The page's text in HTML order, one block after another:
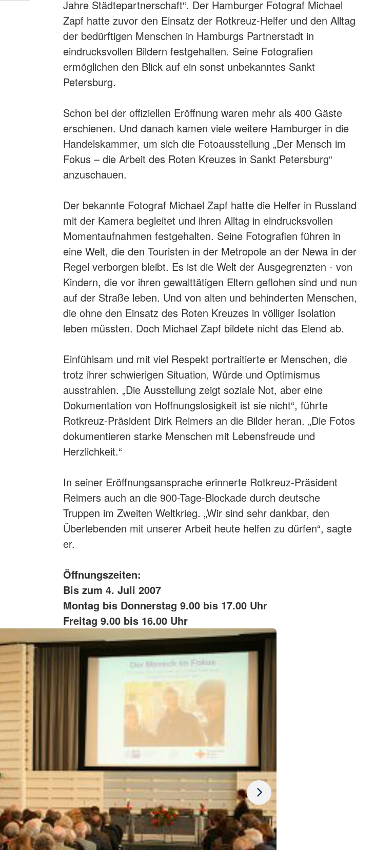
Jahre Städtepartnerschaft“. Der Hamburger Fotograf Michael
Zapf hatte zuvor den Einsatz der Rotkreuz-Helfer und den Alltag
der bedürftigen Menschen in Hamburgs Partnerstadt in
eindrucksvollen Bildern festgehalten. Seine Fotografien
ermöglichen den Blick auf ein sonst unbekanntes Sankt
Petersburg.
Schon bei der offiziellen Eröffnung waren mehr als 400 Gäste
erschienen. Und danach kamen viele weitere Hamburger in die
Handelskammer, um sich die Fotoausstellung „Der Mensch im
Fokus – die Arbeit des Roten Kreuzes in Sankt Petersburg“
anzuschauen.
Der bekannte Fotograf Michael Zapf hatte die Helfer in Russland
mit der Kamera begleitet und ihren Alltag in eindrucksvollen
Momentaufnahmen festgehalten. Seine Fotografien führen in
eine Welt, die den Touristen in der Metropole an der Newa in der
Regel verborgen bleibt. Es ist die Welt der Ausgegrenzten - von
Kindern, die vor ihren gewalttätigen Eltern geflohen sind und nun
auf der Straße leben. Und von alten und behinderten Menschen,
die ohne den Einsatz des Roten Kreuzes in völliger Isolation
leben müssten. Doch Michael Zapf bildete nicht das Elend ab.
Einfühlsam und mit viel Respekt portraitierte er Menschen, die
trotz ihrer schwierigen Situation, Würde und Optimismus
ausstrahlen. „Die Ausstellung zeigt soziale Not, aber eine
Dokumentation von Hoffnungslosigkeit ist sie nicht“, führte
Rotkreuz-Präsident Dirk Reimers an die Bilder heran. „Die Fotos
dokumentieren starke Menschen mit Lebensfreude und
Herzlichkeit.“
In seiner Eröffnungsansprache erinnerte Rotkreuz-Präsident
Reimers auch an die 900-Tage-Blockade durch deutsche
Truppen im Zweiten Weltkrieg. „Wir sind sehr dankbar, den
Überlebenden mit unserer Arbeit heute helfen zu dürfen“, sagte
er.
Öffnungszeiten:
Bis zum 4. Juli 2007
Montag bis Donnerstag 9.00 bis 17.00 Uhr
Freitag 9.00 bis 16.00 Uhr